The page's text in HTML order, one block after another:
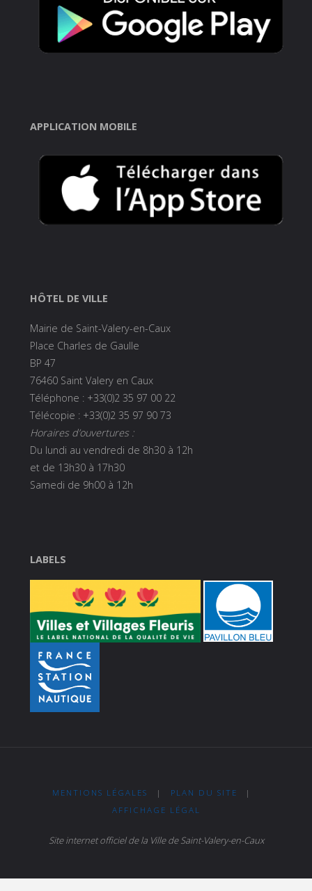
APPLICATION MOBILE
HÔTEL DE VILLE
Mairie de Saint-Valery-en-Caux
Place Charles de Gaulle
BP 47
76460 Saint Valery en Caux
Téléphone : +33(0)2 35 97 00 22
Télécopie : +33(0)2 35 97 90 73
Horaires d’ouvertures :
Du lundi au vendredi de 8h30 à 12h
et de 13h30 à 17h30
Samedi de 9h00 à 12h
LABELS
MENTIONS LÉGALES | PLAN DU SITE
|
AFFICHAGE LÉGAL
Site internet officiel de la Ville de Saint-Valery-en-Caux